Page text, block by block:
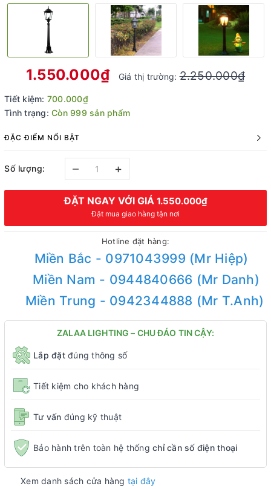
1.550.000₫ Giá thị trường:2.250.000₫
Tiết kiệm: 700.000₫
Tình trạng: Còn 999 sản phẩm
ĐẶC ĐIỂM NỔI BẬT
Số lượng: – +
ĐẶT NGAY VỚI GIÁ 1.550.000₫
Đặt mua giao hàng tận nơi
Hotline đặt hàng:
Miền Bắc - 0971043999 (Mr Hiệp)
Miền Nam - 0944840666 (Mr Danh)
Miền Trung - 0942344888 (Mr T.Anh)
ZALAA LIGHTING – CHU ĐÁO TIN CẬY:
Lắp đặtđúng thông số
Tiết kiệm cho khách hàng
Tư vấn đúng kỹ thuật
Bảo hành trên toàn hệ thống chỉ cần số điện thoại
Xem danh sách cửa hàng tại đây